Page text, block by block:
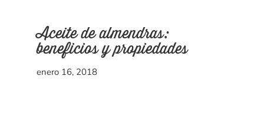
Aceite de almendras:
beneficios y propiedades
enero 16, 2018